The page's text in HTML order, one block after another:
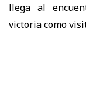
llega al
victoria como